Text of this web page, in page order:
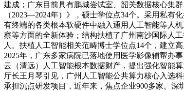
建成；广东目前具有鹏城尝试室、韶关数据核心集
（2023—2024年）》，硕士学位点34个。采用私有
有终端的各类根本软硬件中融入通用人工智能等人
察等方面的全新体验；结构扶植了广州南沙国际人
人。扶植人工智能相关范畴博士学位点14个，建立
2025年，广东多家病院已落地使用医学影像辅帮办
云（清远）人工智能根本数据财产，提出强化智能
厅长王月琴引见，广州人工智能公共算力核心入选
承担沉点研发项目，近年来，焦点企业900多家。